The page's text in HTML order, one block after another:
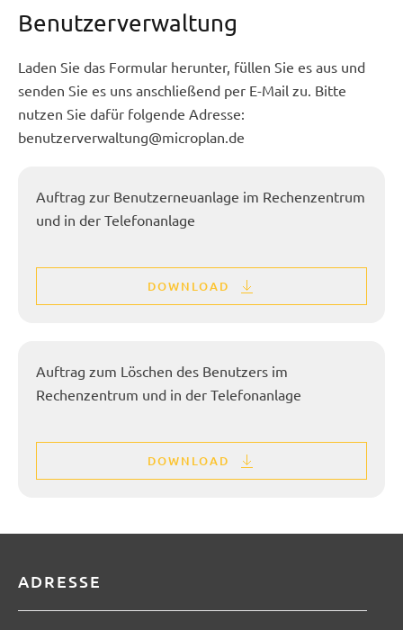
Benutzerverwaltung
Laden Sie das Formular herunter, füllen Sie es aus und
senden Sie es uns anschließend per E-Mail zu. Bitte
nutzen Sie dafür folgende Adresse:
benutzerverwaltung@microplan.de
Auftrag zur Benutzerneuanlage im Rechenzentrum
und in der Telefonanlage
DOWNLOAD
Auftrag zum Löschen des Benutzers im
Rechenzentrum und in der Telefonanlage
DOWNLOAD
ADRESSE